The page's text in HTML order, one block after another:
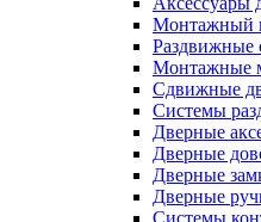
Монтажный
Раздвижные
Монтажные
Сдвижные
Системы
Дверные
Дверные
Дверные
Дверные
Системы